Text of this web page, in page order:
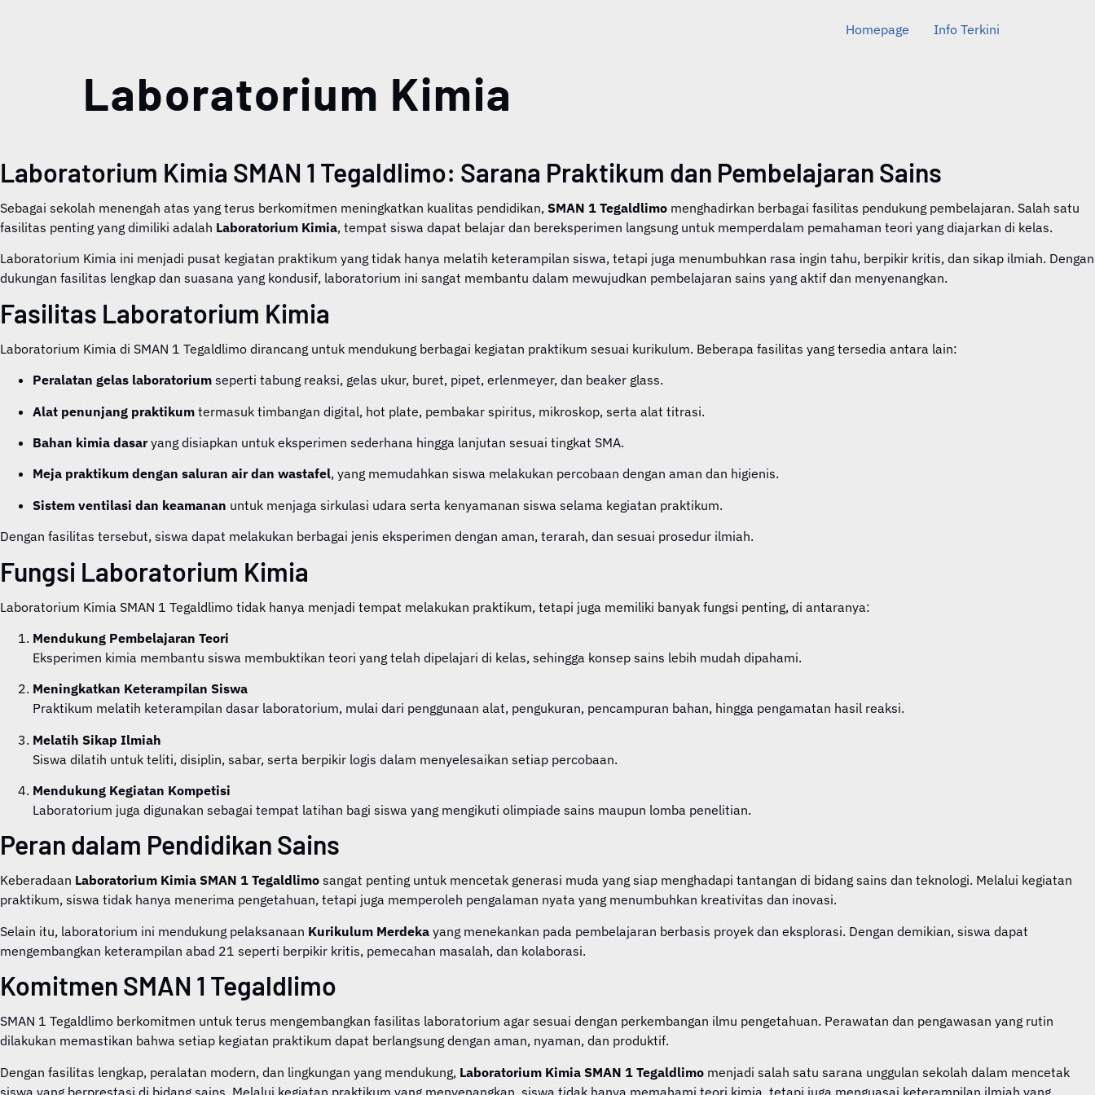
Homepage Info Terkini
Laboratorium Kimia
Laboratorium Kimia SMAN 1 Tegaldlimo: Sarana Praktikum dan Pembelajaran Sains
Sebagai sekolah menengah atas yang terus berkomitmen meningkatkan kualitas pendidikan, SMAN 1 Tegaldlimo menghadirkan berbagai fasilitas pendukung pembelajaran. Salah satu
fasilitas penting yang dimiliki adalah Laboratorium Kimia, tempat siswa dapat belajar dan bereksperimen langsung untuk memperdalam pemahaman teori yang diajarkan di kelas.
Laboratorium Kimia ini menjadi pusat kegiatan praktikum yang tidak hanya melatih keterampilan siswa, tetapi juga menumbuhkan rasa ingin tahu, berpikir kritis, dan sikap ilmiah. Dengan
dukungan fasilitas lengkap dan suasana yang kondusif, laboratorium ini sangat membantu dalam mewujudkan pembelajaran sains yang aktif dan menyenangkan.
Fasilitas Laboratorium Kimia
Laboratorium Kimia di SMAN 1 Tegaldlimo dirancang untuk mendukung berbagai kegiatan praktikum sesuai kurikulum. Beberapa fasilitas yang tersedia antara lain:
Peralatan gelas laboratorium seperti tabung reaksi, gelas ukur, buret, pipet, erlenmeyer, dan beaker glass.
Alat penunjang praktikum termasuk timbangan digital, hot plate, pembakar spiritus, mikroskop, serta alat titrasi.
Bahan kimia dasaryang disiapkan untuk eksperimen sederhana hingga lanjutan sesuai tingkat SMA.
Meja praktikum dengan saluran air dan wastafel, yang memudahkan siswa melakukan percobaan dengan aman dan higienis.
Sistem ventilasi dan keamanan untuk menjaga sirkulasi udara serta kenyamanan siswa selama kegiatan praktikum.
Dengan fasilitas tersebut, siswa dapat melakukan berbagai jenis eksperimen dengan aman, terarah, dan sesuai prosedur ilmiah.
Fungsi Laboratorium Kimia
Laboratorium Kimia SMAN 1 Tegaldlimo tidak hanya menjadi tempat melakukan praktikum, tetapi juga memiliki banyak fungsi penting, di antaranya:
Mendukung Pembelajaran Teori
Eksperimen kimia membantu siswa membuktikan teori yang telah dipelajari di kelas, sehingga konsep sains lebih mudah dipahami.
Meningkatkan Keterampilan Siswa
Praktikum melatih keterampilan dasar laboratorium, mulai dari penggunaan alat, pengukuran, pencampuran bahan, hingga pengamatan hasil reaksi.
Melatih Sikap Ilmiah
Siswa dilatih untuk teliti, disiplin, sabar, serta berpikir logis dalam menyelesaikan setiap percobaan.
Mendukung Kegiatan Kompetisi
Laboratorium juga digunakan sebagai tempat latihan bagi siswa yang mengikuti olimpiade sains maupun lomba penelitian.
Peran dalam Pendidikan Sains
Keberadaan Laboratorium Kimia SMAN 1 Tegaldlimo sangat penting untuk mencetak generasi muda yang siap menghadapi tantangan di bidang sains dan teknologi. Melalui kegiatan
praktikum, siswa tidak hanya menerima pengetahuan, tetapi juga memperoleh pengalaman nyata yang menumbuhkan kreativitas dan inovasi.
Selain itu, laboratorium ini mendukung pelaksanaan Kurikulum Merdeka yang menekankan pada pembelajaran berbasis proyek dan eksplorasi. Dengan demikian, siswa dapat
mengembangkan keterampilan abad 21 seperti berpikir kritis, pemecahan masalah, dan kolaborasi.
Komitmen SMAN 1 Tegaldlimo
SMAN 1 Tegaldlimo berkomitmen untuk terus mengembangkan fasilitas laboratorium agar sesuai dengan perkembangan ilmu pengetahuan. Perawatan dan pengawasan yang rutin
dilakukan memastikan bahwa setiap kegiatan praktikum dapat berlangsung dengan aman, nyaman, dan produktif.
Dengan fasilitas lengkap, peralatan modern, dan lingkungan yang mendukung, Laboratorium Kimia SMAN 1 Tegaldlimo menjadi salah satu sarana unggulan sekolah dalam mencetak
siswa yang berprestasi di bidang sains. Melalui kegiatan praktikum yang menyenangkan, siswa tidak hanya memahami teori kimia, tetapi juga menguasai keterampilan ilmiah yang